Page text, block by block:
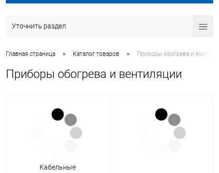
Уточнить раздел
Главная страница • Каталог товаров • Приборы обогрева и
Приборы обогрева и вентиляции
Кабельные